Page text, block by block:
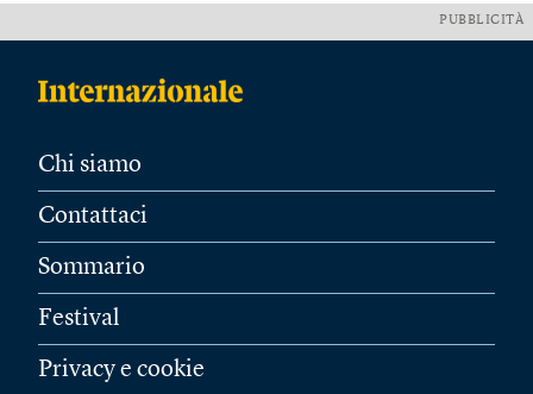
PUBBLICITÀ
Chi siamo
Contattaci
Sommario
Festival
Privacy e cookie